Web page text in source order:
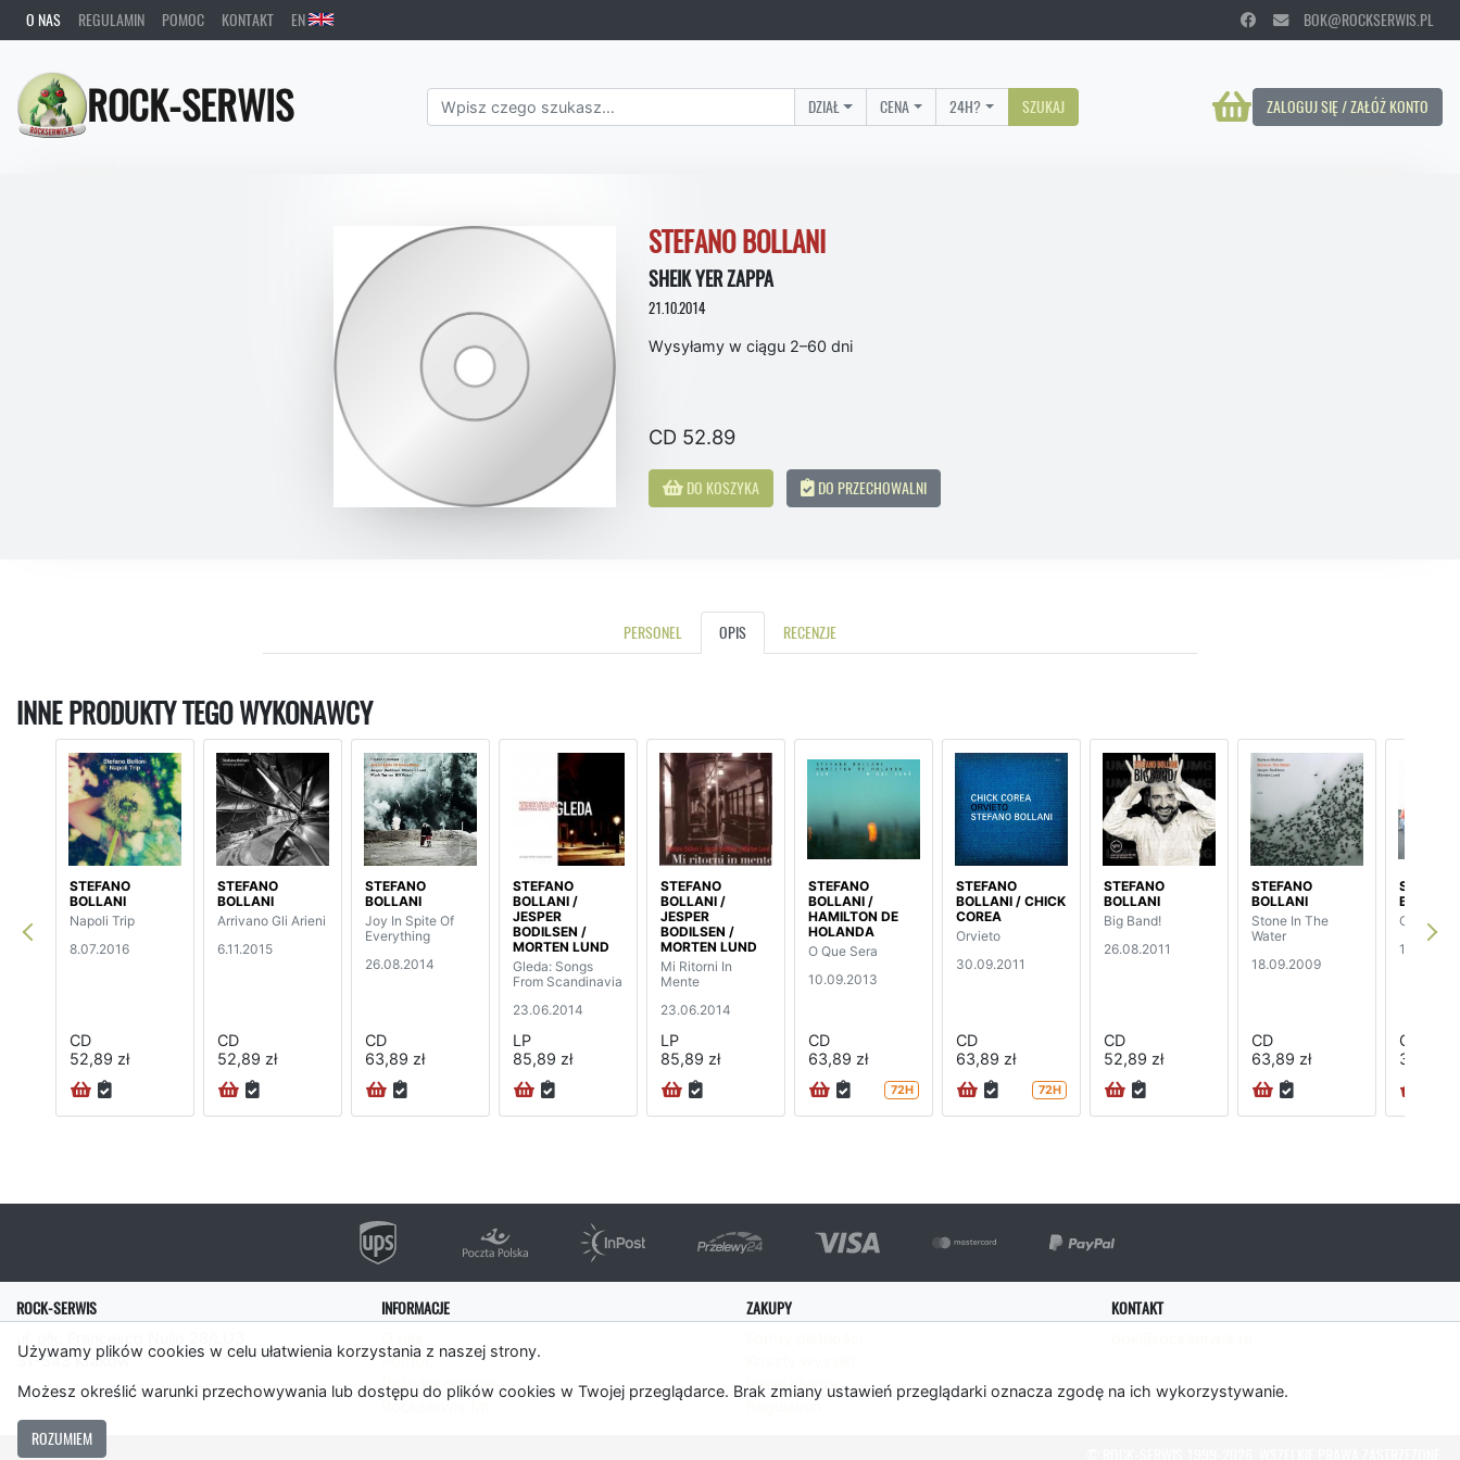
Używamy plików cookies w celu ułatwienia korzystania z naszej strony.
Możesz określić warunki przechowywania lub dostępu do plików cookies w Twojej przeglądarce. Brak zmiany ustawień przeglądarki oznacza zgodę na ich wykorzystywanie.
ROZUMIEM
O NAS REGULAMIN POMOC KONTAKT EN BOK@ROCKSERWIS.PL
ROCK-SERWIS ZALOGUJ SIĘ / ZAŁÓŻ KONTO
DZIAŁ CENA 24H? SZUKAJ
STEFANO BOLLANI
SHEIK YER ZAPPA
21.10.2014
Wysyłamy w ciągu 2–60 dni
CD 52.89
DO KOSZYKA DO PRZECHOWALNI
PERSONEL OPIS RECENZJE
INNE PRODUKTY TEGO WYKONAWCY
STEFANO
BOLLANI
Napoli Trip
8.07.2016
CD
52,89 zł
STEFANO
BOLLANI
Arrivano Gli Arieni
6.11.2015
CD
52,89 zł
STEFANO
BOLLANI
Joy In Spite Of
Everything
26.08.2014
CD
63,89 zł
STEFANO
BOLLANI /
JESPER
BODILSEN /
MORTEN LUND
Gleda: Songs
From Scandinavia
23.06.2014
LP
85,89 zł
STEFANO
BOLLANI /
JESPER
BODILSEN /
MORTEN LUND
Mi Ritorni In
Mente
23.06.2014
LP
85,89 zł
STEFANO
BOLLANI /
HAMILTON DE
HOLANDA
O Que Sera
10.09.2013
CD
63,89 zł
72H
STEFANO
BOLLANI / CHICK
COREA
Orvieto
30.09.2011
CD
63,89 zł
72H
STEFANO
BOLLANI
Big Band!
26.08.2011
CD
52,89 zł
STEFANO
BOLLANI
Stone In The
Water
18.09.2009
CD
63,89 zł
STEFANO
BOLLANI
Carioca
CD
35,89 zł
ROCK-SERWIS
31-543 Kraków
INFORMACJE
Pomoc
Polityka cookies
Rockserwis.fm
ZAKUPY
Panel Klienta
Regulamin
KONTAKT